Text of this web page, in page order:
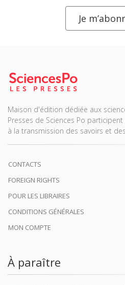
Je
Maison d'édition dédiée aux
Presses de Sciences Po
à la transmission des savoirs et
CONTACTS
FOREIGN RIGHTS
POUR LES LIBRAIRES
CONDITIONS GÉNÉRALES
MON COMPTE
À paraître